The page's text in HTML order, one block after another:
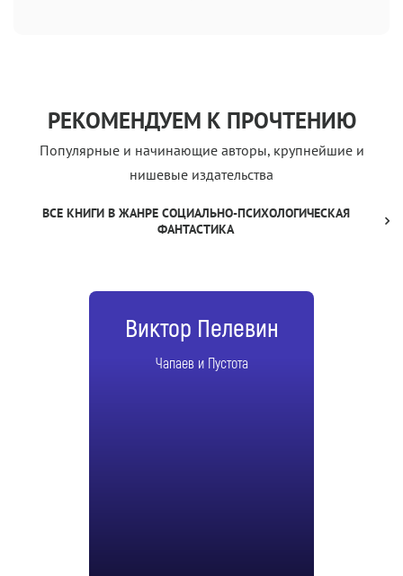
РЕКОМЕНДУЕМ К ПРОЧТЕНИЮ
Популярные и начинающие авторы, крупнейшие и
нишевые издательства
ВСЕ КНИГИ В ЖАНРЕ СОЦИАЛЬНО-ПСИХОЛОГИЧЕСКАЯ
ФАНТАСТИКА
Виктор Пелевин
Чапаев и Пустота